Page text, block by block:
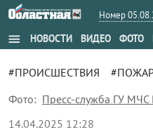
Номер
menu НОВОСТИ ВИДЕО ФОТО
#ПРОИСШЕСТВИЯ
Фото: Пресс-служба ГУ МЧС
14.04.2025 12:28